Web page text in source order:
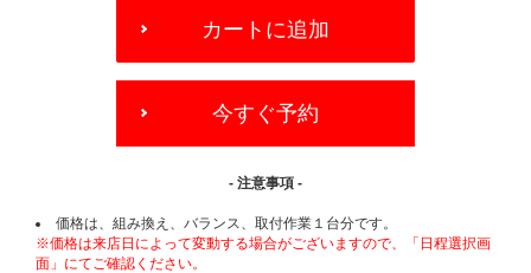
OPTIONS
カートに追加
今すぐ予約
- 注意事項 -
価格は、組み換え、バランス、取付作業１台分です。
※価格は来店日によって変動する場合がございますので、「日程選択画
面」にてご確認ください。